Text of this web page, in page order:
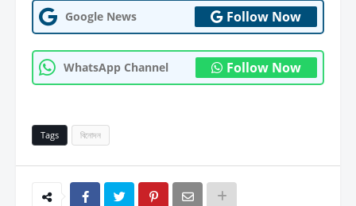
Google News Follow Now
WhatsApp Channel Follow Now
Tags বিনোদন